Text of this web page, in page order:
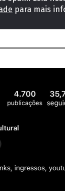
para mais